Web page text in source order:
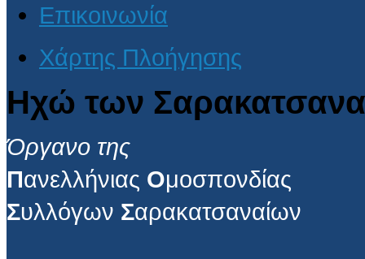
Επικοινωνία
Χάρτης Πλοήγησης
Ηχώ των
Όργανο της
Πανελλήνιας Ομοσπονδίας
Συλλόγων Σαρακατσαναίων